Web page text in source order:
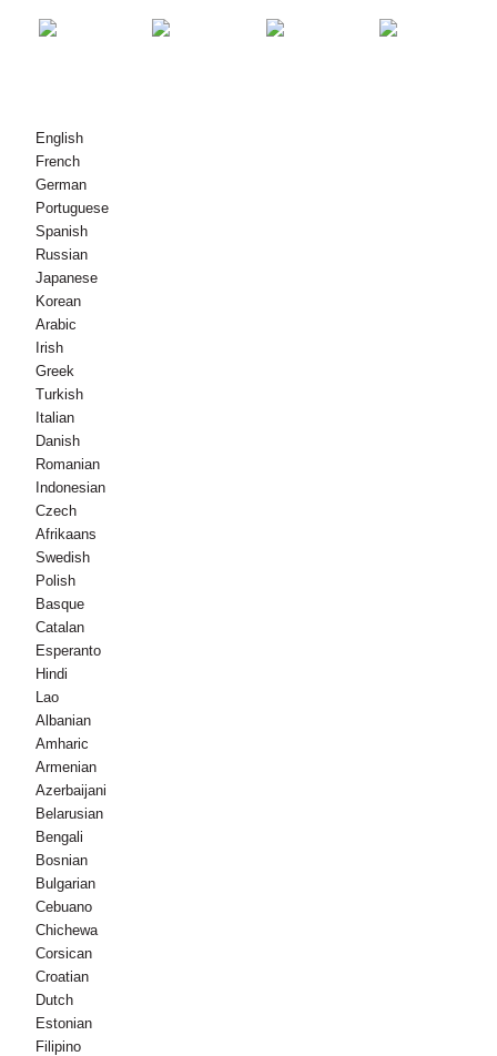
English
French
German
Portuguese
Spanish
Russian
Japanese
Korean
Arabic
Irish
Greek
Turkish
Italian
Danish
Romanian
Indonesian
Czech
Afrikaans
Swedish
Polish
Basque
Catalan
Esperanto
Hindi
Lao
Albanian
Amharic
Armenian
Azerbaijani
Belarusian
Bengali
Bosnian
Bulgarian
Cebuano
Chichewa
Corsican
Croatian
Dutch
Estonian
Filipino